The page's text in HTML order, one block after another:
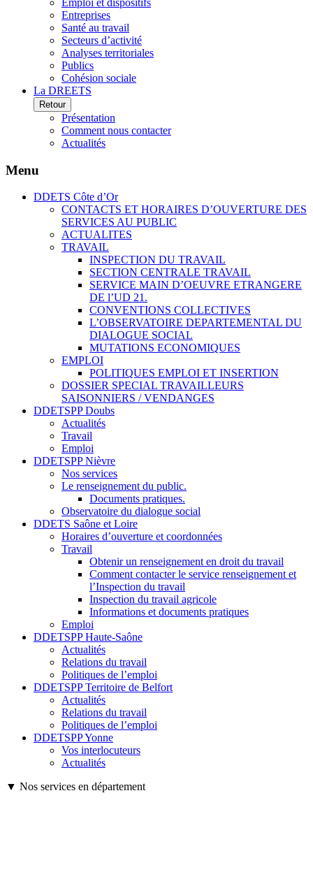
Emploi et dispositifs
Entreprises
Santé au travail
Secteurs d’activité
Analyses territoriales
Publics
Cohésion sociale
La DREETS
Retour
Présentation
Comment nous contacter
Actualités
Menu
DDETS Côte d’Or
CONTACTS ET HORAIRES D’OUVERTURE DES
SERVICES AU PUBLIC
ACTUALITES
TRAVAIL
INSPECTION DU TRAVAIL
SECTION CENTRALE TRAVAIL
SERVICE MAIN D’OEUVRE ETRANGERE
DE l’UD 21.
CONVENTIONS COLLECTIVES
L’OBSERVATOIRE DEPARTEMENTAL DU
DIALOGUE SOCIAL
MUTATIONS ECONOMIQUES
EMPLOI
POLITIQUES EMPLOI ET INSERTION
DOSSIER SPECIAL TRAVAILLEURS
SAISONNIERS / VENDANGES
DDETSPP Doubs
Actualités
Travail
Emploi
DDETSPP Nièvre
Nos services
Le renseignement du public.
Documents pratiques.
Observatoire du dialogue social
DDETS Saône et Loire
Horaires d’ouverture et coordonnées
Travail
Obtenir un renseignement en droit du travail
Comment contacter le service renseignement et
l’Inspection du travail
Inspection du travail agricole
Informations et documents pratiques
Emploi
DDETSPP Haute-Saône
Actualités
Relations du travail
Politiques de l’emploi
DDETSPP Territoire de Belfort
Actualités
Relations du travail
Politiques de l’emploi
DDETSPP Yonne
Vos interlocuteurs
Actualités
▼ Nos services en département